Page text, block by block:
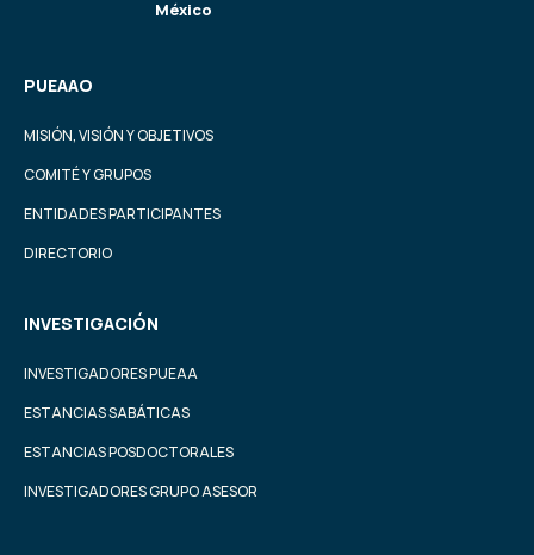
México
PUEAAO
MISIÓN, VISIÓN Y OBJETIVOS
COMITÉ Y GRUPOS
ENTIDADES PARTICIPANTES
DIRECTORIO
INVESTIGACIÓN
INVESTIGADORES PUEAA
ESTANCIAS SABÁTICAS
ESTANCIAS POSDOCTORALES
INVESTIGADORES GRUPO ASESOR